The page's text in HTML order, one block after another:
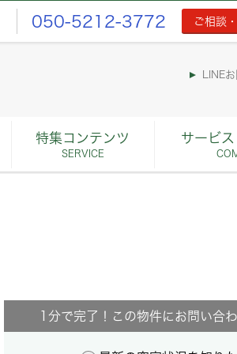
050-5212-3772 ご相談
LINE
特集コンテンツ
SERVICE
サービ
1分で完了！この物件にお問い合わ